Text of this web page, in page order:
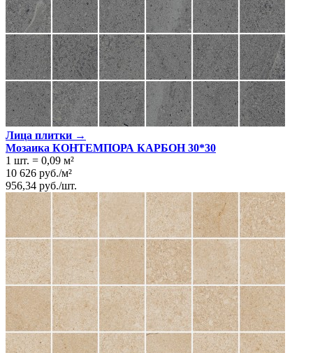
Лица плитки →
Мозаика КОНТЕМПОРА КАРБОН 30*30
1 шт. = 0,09 м²
10 626 руб./м²
956,34 руб./шт.